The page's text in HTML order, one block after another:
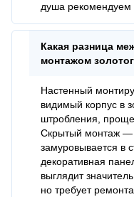
душа рекомендуем
Какая разница
монтажом
Настенный
видимый корпус в
штробления,
Скрытый монтаж —
замуровывается в
декоративная
выглядит
но требует